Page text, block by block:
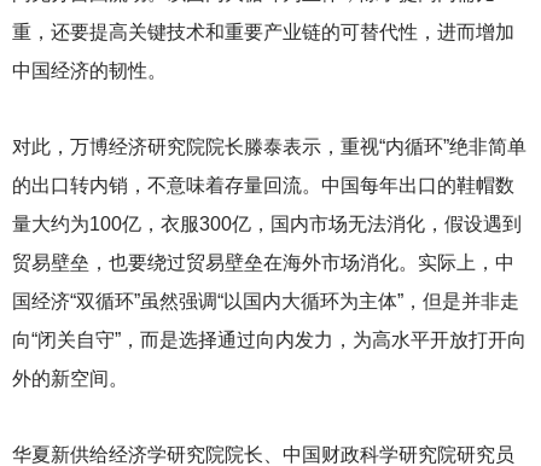
重，还要提高关键技术和重要产业链的可替代性，进而增加
中国经济的韧性。
对此，万博经济研究院院长滕泰表示，重视“内循环”绝非简单
的出口转内销，不意味着存量回流。中国每年出口的鞋帽数
量大约为100亿，衣服300亿，国内市场无法消化，假设遇到
贸易壁垒，也要绕过贸易壁垒在海外市场消化。实际上，中
国经济“双循环”虽然强调“以国内大循环为主体”，但是并非走
向“闭关自守”，而是选择通过向内发力，为高水平开放打开向
外的新空间。
华夏新供给经济学研究院院长、中国财政科学研究院研究员